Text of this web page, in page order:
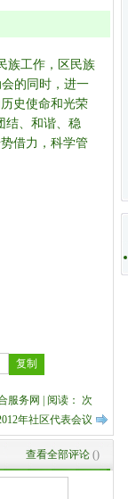
族工作，区民族
的同时，进一
史使命和光荣
结、和谐、稳
借力，科学管
服务网 | 阅读：
次
年社区代表会议
查看全部评论 ()